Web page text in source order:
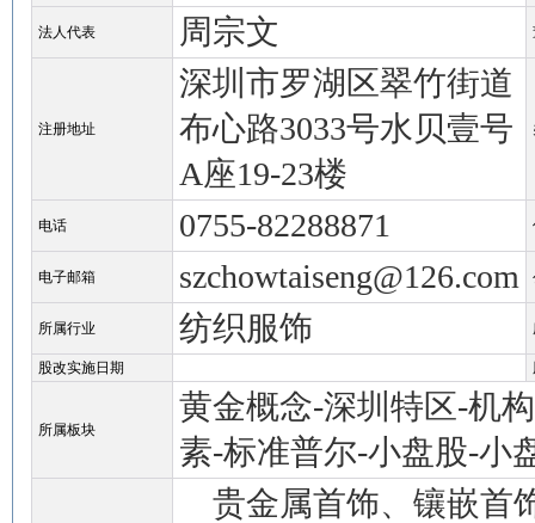
法人代表 周宗文
注册地址
深圳市罗湖区翠竹街道
布心路3033号水贝壹号
A座19-23楼
电话 0755-82288871
电子邮箱 szchowtaiseng@126.com
所属行业 纺织服饰
股改实施日期
所属板块
黄金概念-深圳特区-机
素-标准普尔-小盘股-小
贵金属首饰、镶嵌首